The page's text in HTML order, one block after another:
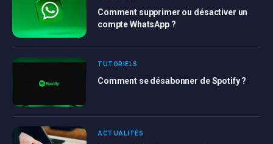
Comment supprimer ou désactiver un
compte WhatsApp ?
TUTORIELS
Comment se désabonner de Spotify ?
ACTUALITÉS